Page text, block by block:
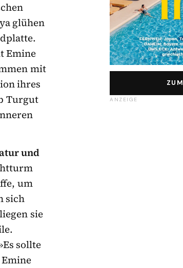
glühen
Emine
mit
ihres
Turgut
und
um
sich
sie
sollte
ANZEIGE